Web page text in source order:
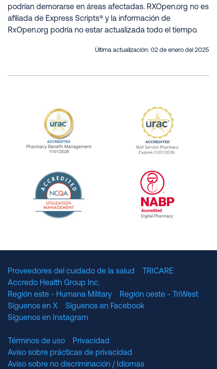
podrían demorarse en áreas afectadas. RXOpen.org no es
afiliada de Express Scripts® y la información de
RxOpen.org podría no estar actualizada todo el tiempo.
Última actualización: 02 de enero del 2025
URAC Accredited Pharmacy Benefit
URAC
Proveedores del cuidado de la salud
TRICARE
Accredo Health Group Inc.
Región este - Humana Military
Región oeste - TriWest
Síguenos en X
Síguenos en Facebook
Síguenos en Instagram
Términos de uso
Privacidad
Aviso sobre prácticas de privacidad
Aviso sobre no discriminación / Idiomas